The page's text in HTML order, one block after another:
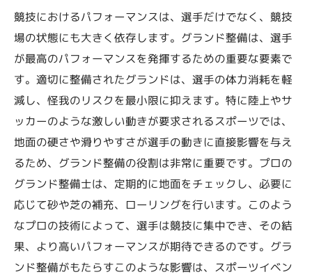
を知る
スポーツの魅力を引き立てる整備
整備がもたらす感動の瞬間
観客と選手を繋ぐ整備の力
イベント体験を向上させる整備
整備が引き出すスポーツの醍醐味
感動を生む整備の裏側
プロの視点で見る整備の価値
整備の重要性を理解するためのポイント
経験豊富なプロの整備エピソード
競技におけるパフォーマンスは、選手だけでなく、競技
場の状態にも大きく依存します。グランド整備は、選手
が最高のパフォーマンスを発揮するための重要な要素で
す。適切に整備されたグランドは、選手の体力消耗を軽
減し、怪我のリスクを最小限に抑えます。特に陸上やサ
ッカーのような激しい動きが要求されるスポーツでは、
地面の硬さや滑りやすさが選手の動きに直接影響を与え
るため、グランド整備の役割は非常に重要です。プロの
グランド整備士は、定期的に地面をチェックし、必要に
応じて砂や芝の補充、ローリングを行います。このよう
なプロの技術によって、選手は競技に集中でき、その結
果、より高いパフォーマンスが期待できるのです。グラ
ンド整備がもたらすこのような影響は、スポーツイベン